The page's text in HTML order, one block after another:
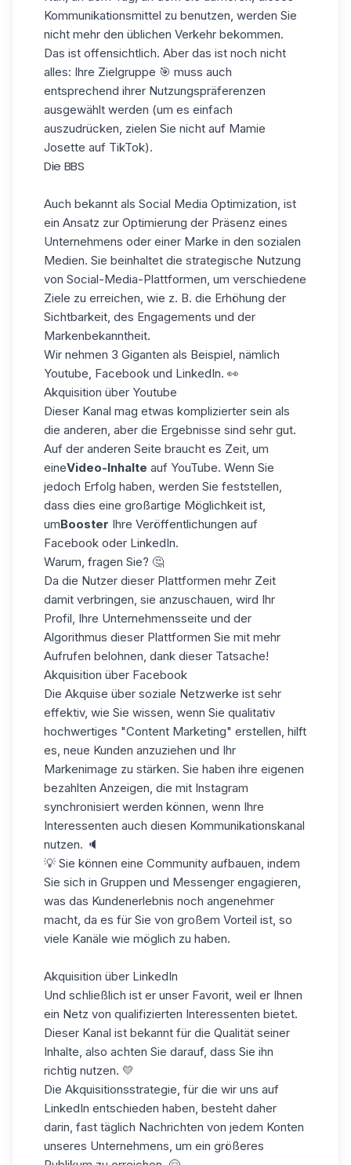
Kommunikationsmittel zu benutzen, werden Sie
nicht mehr den üblichen Verkehr bekommen.
Das ist offensichtlich. Aber das ist noch nicht
alles: Ihre Zielgruppe 🎯 muss auch
entsprechend ihrer Nutzungspräferenzen
ausgewählt werden (um es einfach
auszudrücken, zielen Sie nicht auf Mamie
Josette auf TikTok).
Die BBS
Auch bekannt als Social Media Optimization, ist
ein Ansatz zur Optimierung der Präsenz eines
Unternehmens oder einer Marke in den sozialen
Medien. Sie beinhaltet die strategische Nutzung
von Social-Media-Plattformen, um verschiedene
Ziele zu erreichen, wie z. B. die Erhöhung der
Sichtbarkeit, des Engagements und der
Markenbekanntheit.
Wir nehmen 3 Giganten als Beispiel, nämlich
Youtube, Facebook und LinkedIn. 👀
Akquisition über Youtube
Dieser Kanal mag etwas komplizierter sein als
die anderen, aber die Ergebnisse sind sehr gut.
Auf der anderen Seite braucht es Zeit, um
eineVideo-Inhalte auf YouTube. Wenn Sie
jedoch Erfolg haben, werden Sie feststellen,
dass dies eine großartige Möglichkeit ist,
umBooster Ihre Veröffentlichungen auf
Facebook oder LinkedIn.
Warum, fragen Sie? 🤔
Da die Nutzer dieser Plattformen mehr Zeit
damit verbringen, sie anzuschauen, wird Ihr
Profil, Ihre Unternehmensseite und der
Algorithmus dieser Plattformen Sie mit mehr
Aufrufen belohnen, dank dieser Tatsache!
Akquisition über Facebook
Die Akquise über soziale Netzwerke ist sehr
effektiv, wie Sie wissen, wenn Sie qualitativ
hochwertiges "Content Marketing" erstellen, hilft
es, neue Kunden anzuziehen und Ihr
Markenimage zu stärken. Sie haben ihre eigenen
bezahlten Anzeigen, die mit Instagram
synchronisiert werden können, wenn Ihre
Interessenten auch diesen Kommunikationskanal
nutzen. 🔈
💡 Sie können eine Community aufbauen, indem
Sie sich in Gruppen und Messenger engagieren,
was das Kundenerlebnis noch angenehmer
macht, da es für Sie von großem Vorteil ist, so
viele Kanäle wie möglich zu haben.
Akquisition über LinkedIn
Und schließlich ist er unser Favorit, weil er Ihnen
ein Netz von qualifizierten Interessenten bietet.
Dieser Kanal ist bekannt für die Qualität seiner
Inhalte, also achten Sie darauf, dass Sie ihn
richtig nutzen. 💛
Die Akquisitionsstrategie, für die wir uns auf
LinkedIn entschieden haben, besteht daher
darin, fast täglich Nachrichten von jedem Konten
unseres Unternehmens, um ein größeres